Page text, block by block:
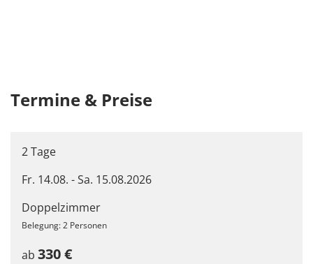
Termine & Preise
2 Tage
Fr. 14.08. - Sa. 15.08.2026
Doppelzimmer
Belegung: 2 Personen
ab 330 €